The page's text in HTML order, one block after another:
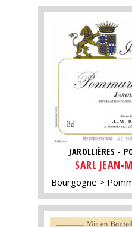
JAROLLIÈRES -
SARL JEAN-
Bourgogne